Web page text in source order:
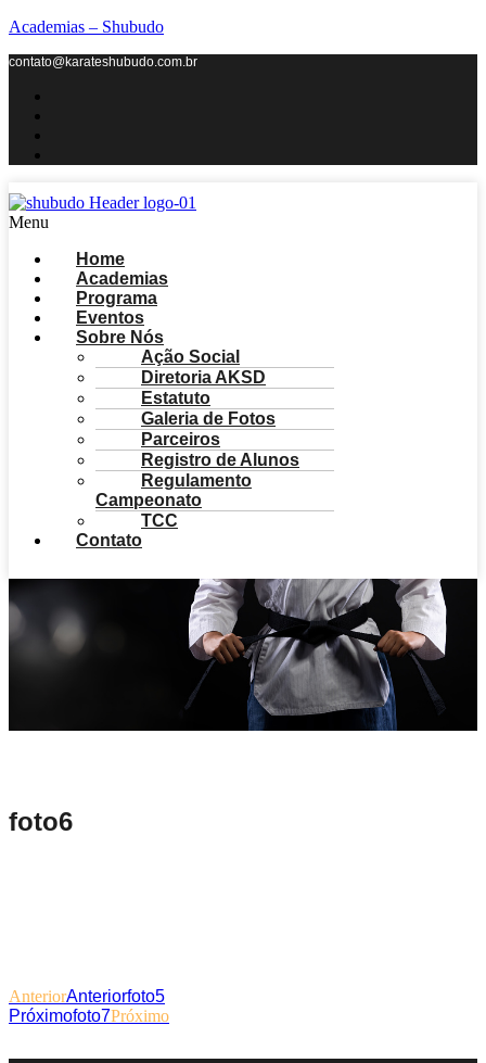
Academias – Shubudo
contato@karateshubudo.com.br
Menu
Home
Academias
Programa
Eventos
Sobre Nós
Ação Social
Diretoria AKSD
Estatuto
Galeria de Fotos
Parceiros
Registro de Alunos
Regulamento
Campeonato
TCC
Contato
foto6
AnteriorAnteriorfoto5
Próximofoto7Próximo